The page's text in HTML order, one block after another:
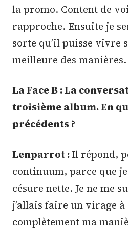
la promo. Content de
rapproche. Ensuite je
sorte qu’il puisse vivre
meilleure des manières.
La Face B : La
troisième album. En
précédents ?
Lenparrot :Il répond,
continuum, parce que
césure nette. Je ne me
j’allais faire un virage à
complètement ma